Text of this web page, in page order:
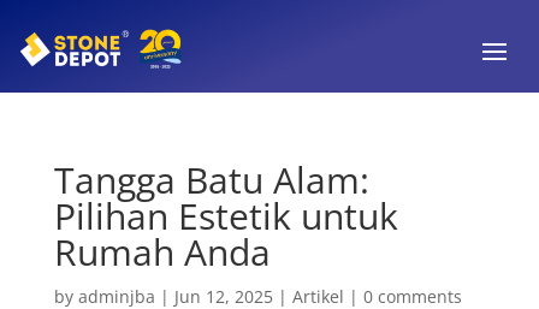
Tangga Batu Alam:
Pilihan Estetik untuk
Rumah Anda
by adminjba | Jun 12, 2025| Artikel | 0 comments